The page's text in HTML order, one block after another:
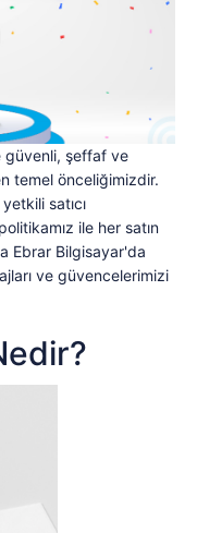
güvenli, şeffaf ve
temel önceliğimizdir.
satıcı
ile her satın
Ebrar Bilgisayar'da
ve güvencelerimizi